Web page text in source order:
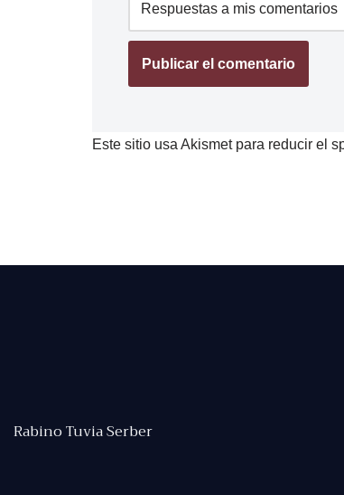
Este sitio usa Akismet para reducir el
Rabino Tuvia Serber